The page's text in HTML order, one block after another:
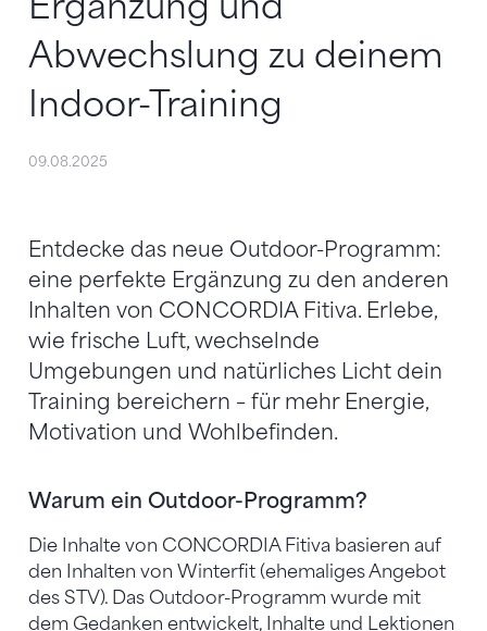
Abwechslung zu deinem
Indoor-Training
09.08.2025
Entdecke das neue Outdoor-Programm:
eine perfekte Ergänzung zu den anderen
Inhalten von CONCORDIA Fitiva. Erlebe,
wie frische Luft, wechselnde
Umgebungen und natürliches Licht dein
Training bereichern – für mehr Energie,
Motivation und Wohlbefinden.
Warum ein Outdoor-Programm?
Die Inhalte von CONCORDIA Fitiva basieren auf
den Inhalten von Winterfit (ehemaliges Angebot
des STV). Das Outdoor-Programm wurde mit
dem Gedanken entwickelt, Inhalte und Lektionen